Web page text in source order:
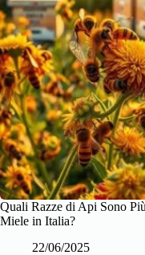
Quali Razze di Api Sono
Miele in Italia?
22/06/2025